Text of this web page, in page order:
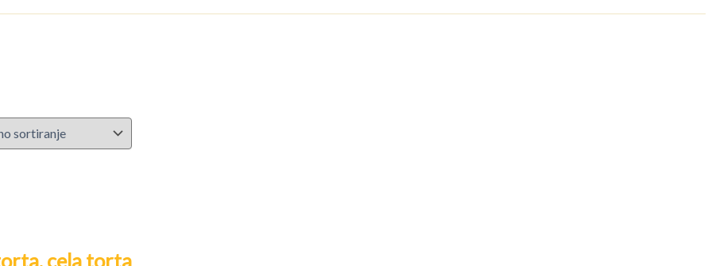
cela torta